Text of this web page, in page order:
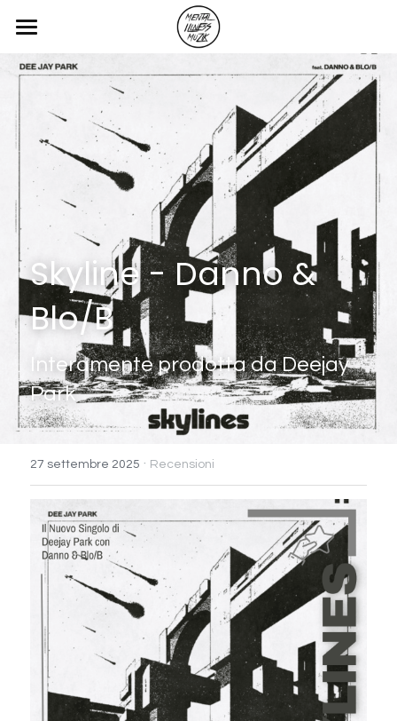
Servizi
Contatti
Blog & Articoli
POWERED BY
Skyline - Danno &
Blo/B
Interamente prodotta da Deejay
Park
27 settembre 2025 · Recensioni